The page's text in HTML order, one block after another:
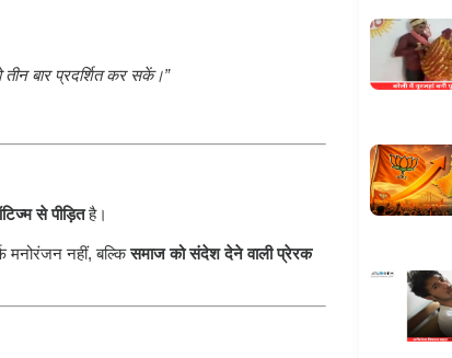
बार प्रदर्शित कर सकें।”
से पीड़ितहै।
मनोरंजन नहीं, बल्किसमाज को संदेश देने वाली प्रेरक